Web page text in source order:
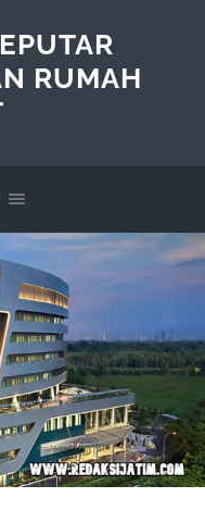
RUMAH